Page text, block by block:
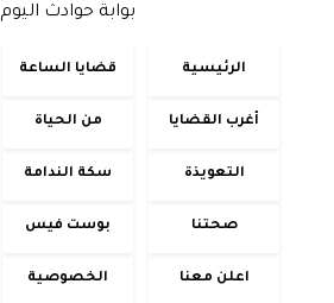
بوابة حوادث اليوم
الرئيسية قضايا الساعة
أغرب القضايا من الحياة
التعويذة سكة الندامة
صحتنا بوست فيس
اعلن معنا الخصوصية